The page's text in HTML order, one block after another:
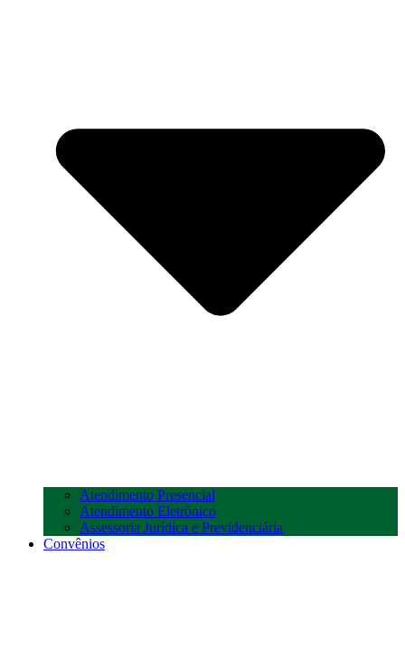
Atendimento Presencial
Atendimento Eletrônico
Assessoria Jurídica e Previdenciária
Convênios